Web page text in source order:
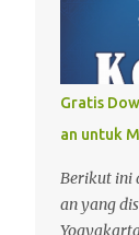
Gratis
an untuk
Berikut ini
an yang